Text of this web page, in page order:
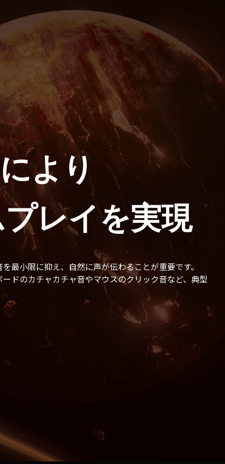
より
レイを実現
最小限に抑え、自然に声が伝わることが重要です。
ドのカチャカチャ音やマウスのクリック音など、典型